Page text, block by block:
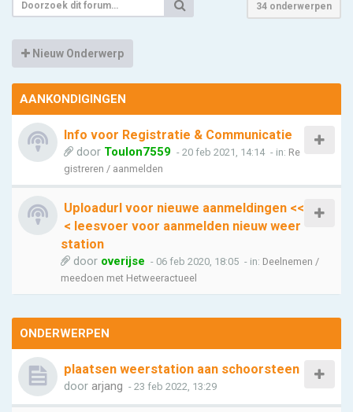
34 onderwerpen
Nieuw Onderwerp
AANKONDIGINGEN
Info voor Registratie & Communicatie
door Toulon7559 - 20 feb 2021, 14:14 - in: Re
gistreren / aanmelden
Uploadurl voor nieuwe aanmeldingen <<
< leesvoer voor aanmelden nieuw weer
station
door overijse - 06 feb 2020, 18:05 - in: Deelnemen /
meedoen met Hetweeractueel
ONDERWERPEN
plaatsen weerstation aan schoorsteen
door arjang - 23 feb 2022, 13:29